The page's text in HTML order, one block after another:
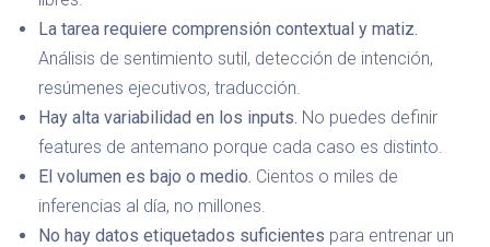
La tarea requiere comprensión contextual y matiz.
Análisis de sentimiento sutil, detección de intención,
resúmenes ejecutivos, traducción.
Hay alta variabilidad en los inputs. No puedes definir
features de antemano porque cada caso es distinto.
El volumen es bajo o medio. Cientos o miles de
inferencias al día, no millones.
No hay datos etiquetados suficientes para entrenar un